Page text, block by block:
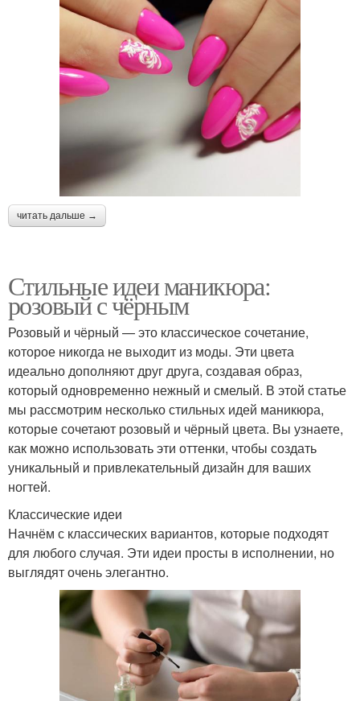
читать дальше →
Стильные идеи маникюра:
розовый с чёрным
Розовый и чёрный — это классическое сочетание,
которое никогда не выходит из моды. Эти цвета
идеально дополняют друг друга, создавая образ,
который одновременно нежный и смелый. В этой статье
мы рассмотрим несколько стильных идей маникюра,
которые сочетают розовый и чёрный цвета. Вы узнаете,
как можно использовать эти оттенки, чтобы создать
уникальный и привлекательный дизайн для ваших
ногтей.
Классические идеи
Начнём с классических вариантов, которые подходят
для любого случая. Эти идеи просты в исполнении, но
выглядят очень элегантно.